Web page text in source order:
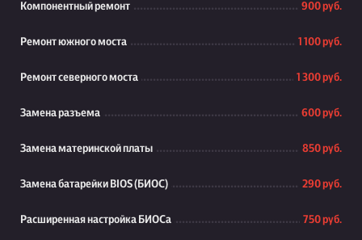
Компонентный ремонт 900 руб.
Ремонт южного моста 1 100 руб.
Ремонт северного моста 1 300 руб.
Замена разъема 600 руб.
Замена материнской платы 850 руб.
Замена батарейки BIOS (БИОС) 290 руб.
Расширенная настройка БИОСа 750 руб.